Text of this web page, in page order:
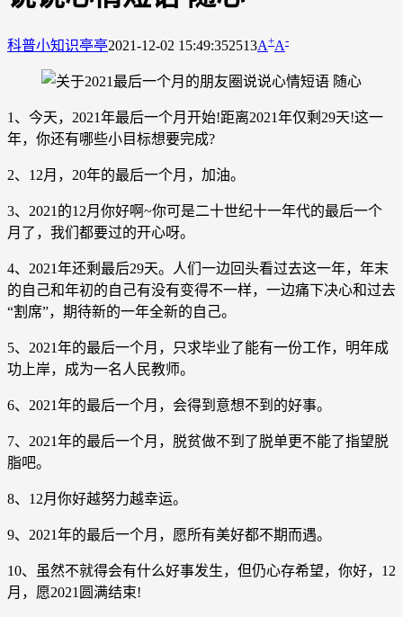
科普小知识亭亭2021-12-02 15:49:352513A+A-
1、今天，2021年最后一个月开始!距离2021年仅剩29天!这一
年，你还有哪些小目标想要完成?
2、12月，20年的最后一个月，加油。
3、2021的12月你好啊~你可是二十世纪十一年代的最后一个
月了，我们都要过的开心呀。
4、2021年还剩最后29天。人们一边回头看过去这一年，年末
的自己和年初的自己有没有变得不一样，一边痛下决心和过去
“割席”，期待新的一年全新的自己。
5、2021年的最后一个月，只求毕业了能有一份工作，明年成
功上岸，成为一名人民教师。
6、2021年的最后一个月，会得到意想不到的好事。
7、2021年的最后一个月，脱贫做不到了脱单更不能了指望脱
脂吧。
8、12月你好越努力越幸运。
9、2021年的最后一个月，愿所有美好都不期而遇。
10、虽然不就得会有什么好事发生，但仍心存希望，你好，12
月，愿2021圆满结束!